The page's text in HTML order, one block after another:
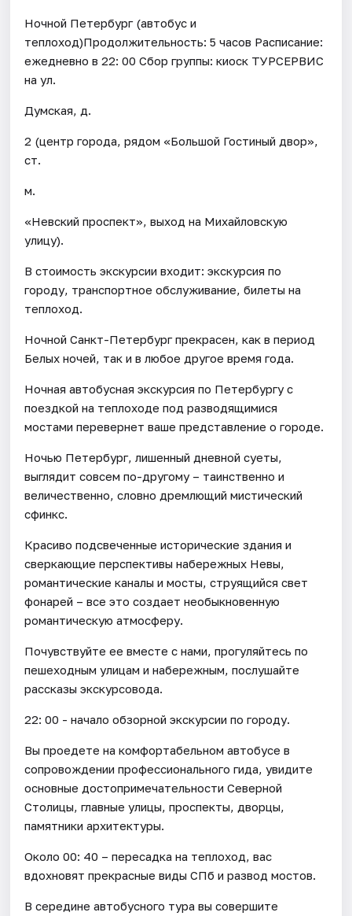
Ночной Петербург (автобус и
теплоход)Продолжительность: 5 часов Расписание:
ежедневно в 22: 00 Сбор группы: киоск ТУРСЕРВИС
на ул.
Думская, д.
2 (центр города, рядом «Большой Гостиный двор»,
ст.
м.
«Невский проспект», выход на Михайловскую
улицу).
В стоимость экскурсии входит: экскурсия по
городу, транспортное обслуживание, билеты на
теплоход.
Ночной Санкт-Петербург прекрасен, как в период
Белых ночей, так и в любое другое время года.
Ночная автобусная экскурсия по Петербургу с
поездкой на теплоходе под разводящимися
мостами перевернет ваше представление о городе.
Ночью Петербург, лишенный дневной суеты,
выглядит совсем по-другому – таинственно и
величественно, словно дремлющий мистический
сфинкс.
Красиво подсвеченные исторические здания и
сверкающие перспективы набережных Невы,
романтические каналы и мосты, струящийся свет
фонарей – все это создает необыкновенную
романтическую атмосферу.
Почувствуйте ее вместе с нами, прогуляйтесь по
пешеходным улицам и набережным, послушайте
рассказы экскурсовода.
22: 00 - начало обзорной экскурсии по городу.
Вы проедете на комфортабельном автобусе в
сопровождении профессионального гида, увидите
основные достопримечательности Северной
Столицы, главные улицы, проспекты, дворцы,
памятники архитектуры.
Около 00: 40 – пересадка на теплоход, вас
вдохновят прекрасные виды СПб и развод мостов.
В середине автобусного тура вы совершите